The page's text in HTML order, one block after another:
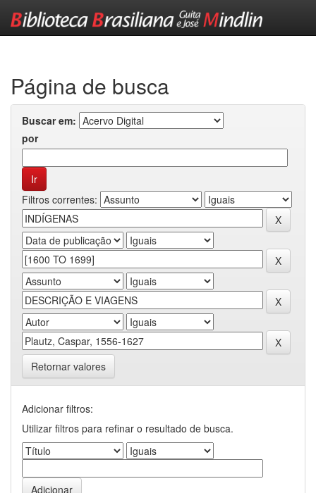
Página de busca
Buscar em:
por
Filtros correntes:
Retornar valores
Adicionar filtros:
Utilizar filtros para refinar o resultado de busca.